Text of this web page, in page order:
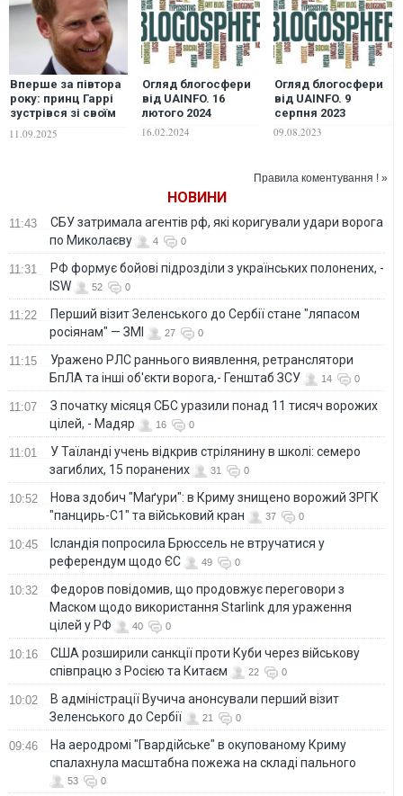
Вперше за півтора
року: принц Гаррі
зустрівся зі своїм
батьком, королем
Чарльзом. ВІДЕО
11.09.2025
Огляд блогосфери
від UAINFO. 16
лютого 2024
16.02.2024
Огляд блогосфери
від UAINFO. 9
серпня 2023
09.08.2023
Правила коментування ! »
НОВИНИ
11:43
СБУ затримала агентів рф, які коригували удари ворога
по Миколаєву
4 0
11:31
РФ формує бойові підрозділи з українських полонених, -
ISW
52 0
11:22
Перший візит Зеленського до Сербії стане "ляпасом
росіянам" — ЗМІ
27 0
11:15
Уражено РЛС раннього виявлення, ретранслятори
БпЛА та інші об'єкти ворога,- Генштаб ЗСУ
14 0
11:07
З початку місяця СБС уразили понад 11 тисяч ворожих
цілей, - Мадяр
16 0
11:01
У Таїланді учень відкрив стрілянину в школі: семеро
загиблих, 15 поранених
31 0
10:52
Нова здобич "Маґури": в Криму знищено ворожий ЗРГК
"панцирь-С1" та військовий кран
37 0
10:45
Ісландія попросила Брюссель не втручатися у
референдум щодо ЄС
49 0
10:32
Федоров повідомив, що продовжує переговори з
Маском щодо використання Starlink для ураження
цілей у РФ
40 0
10:16
США розширили санкції проти Куби через військову
співпрацю з Росією та Китаєм
22 0
10:02
В адміністрації Вучича анонсували перший візит
Зеленського до Сербії
21 0
09:46
На аеродромі "Гвардійське" в окупованому Криму
спалахнула масштабна пожежа на складі пального
53 0